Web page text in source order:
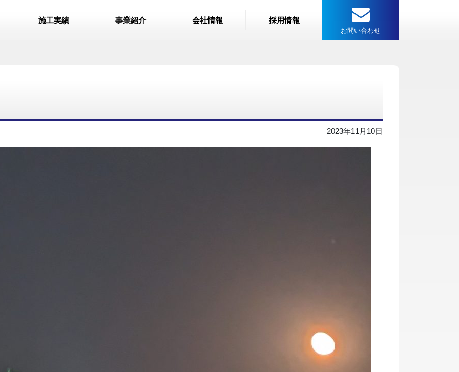
施工実績 事業紹介 会社情報 採用情報
お問い合わせ
2023年11月10日